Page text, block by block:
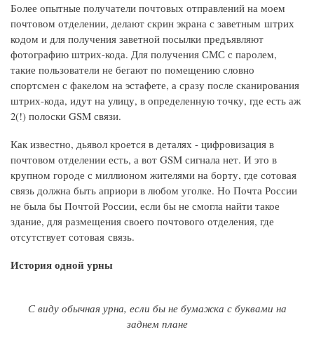
Более опытные получатели почтовых отправлений на моем
почтовом отделении, делают скрин экрана с заветным штрих
кодом и для получения заветной посылки предъявляют
фотографию штрих-кода. Для получения СМС с паролем,
такие пользователи не бегают по помещению словно
спортсмен с факелом на эстафете, а сразу после сканирования
штрих-кода, идут на улицу, в определенную точку, где есть аж
2(!) полоски GSM связи.
Как известно, дьявол кроется в деталях - цифровизация в
почтовом отделении есть, а вот GSM сигнала нет. И это в
крупном городе с миллионом жителями на борту, где сотовая
связь должна быть априори в любом уголке. Но Почта России
не была бы Почтой России, если бы не смогла найти такое
здание, для размещения своего почтового отделения, где
отсутствует сотовая связь.
История одной урны
С виду обычная урна, если бы не бумажка с буквами на
заднем плане